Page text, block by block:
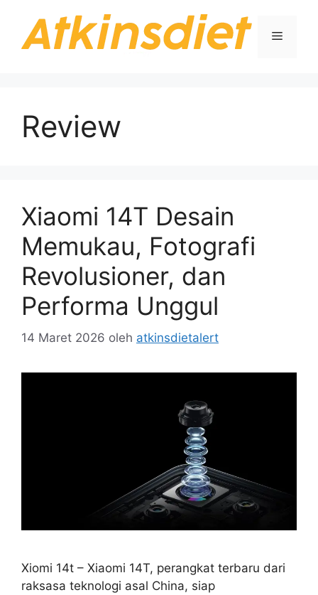
Menu
Review
Xiaomi 14T Desain
Memukau, Fotografi
Revolusioner, dan
Performa Unggul
14 Maret 2026 oleh atkinsdietalert
Xiomi 14t – Xiaomi 14T, perangkat terbaru dari
raksasa teknologi asal China, siap